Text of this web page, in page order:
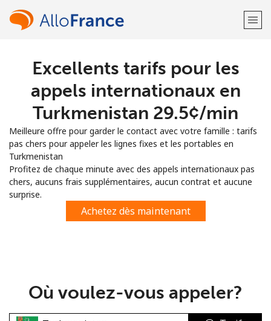
Bienvenue!
Vous avez déjà un compte?
S'enregistrer avec
ou
Excellents tarifs pour les
appels internationaux en
Turkmenistan ⁦29.5¢⁩/min
Meilleure offre pour garder le contact avec votre famille : tarifs
pas chers pour appeler les lignes fixes et les portables en
Turkmenistan
Profitez de chaque minute avec des appels internationaux pas
chers, aucuns frais supplémentaires, aucun contrat et aucune
surprise.
Achetez dès maintenant
Où voulez-vous appeler?